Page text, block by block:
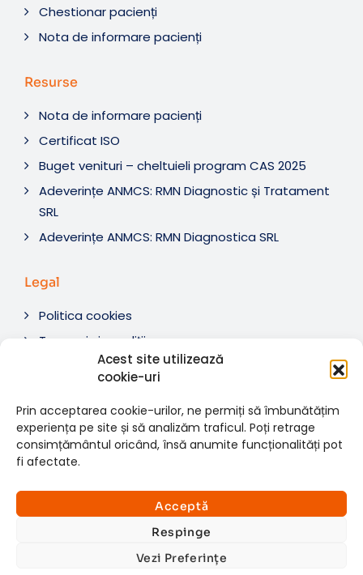
Acest site utilizează
cookie-uri
Prin acceptarea cookie-urilor, ne permiți să îmbunătățim
experiența pe site și să analizăm traficul. Poți retrage
consimțământul oricând, însă anumite funcționalități pot
fi afectate.
Acceptă
Respinge
Vezi Preferințe
Chestionar pacienți
Nota de informare pacienți
Resurse
Nota de informare pacienți
Certificat ISO
Buget venituri – cheltuieli program CAS 2025
Adeverințe ANMCS: RMN Diagnostic și Tratament
SRL
Adeverințe ANMCS: RMN Diagnostica SRL
Legal
Politica cookies
Termeni si condiții
Soluționare litigii
rezervate.
Website dezvoltat de:www.t-web.ro
×
Consultații si investigații
Află detalii